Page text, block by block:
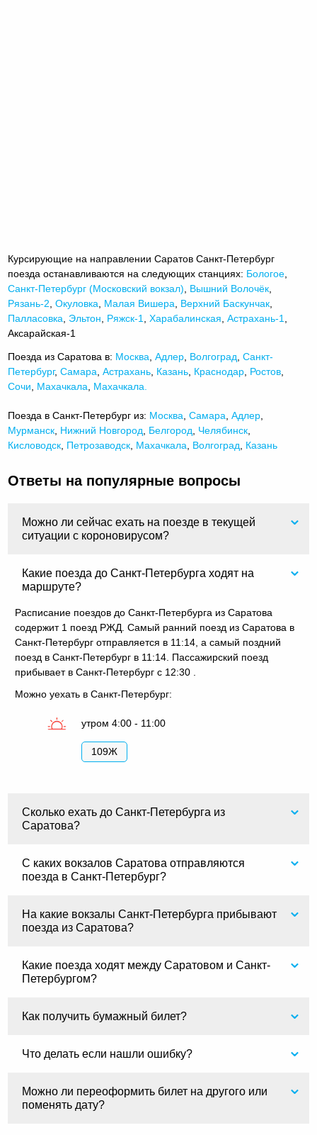
Курсирующие на направлении Саратов Санкт-Петербург
поезда останавливаются на следующих станциях: Бологое
Санкт-Петербург (Московский вокзал)
Вышний Волочёк
Рязань-2 ,Окуловка Малая Вишера Верхний Баскунчак
Палласовка
Эльтон Ряжск-1 ,Харабалинская ,Астрахань-1
Аксарайская-1
Поезда из Саратова в: Москва ,Адлер Волгоград ,Санкт-
Петербург,Самара ,Астрахань Казань Краснодар Ростов
Сочи
Махачкала Махачкала.
Поезда в Санкт-Петербург из: Москва ,Самара ,Адлер
Мурманск Нижний Новгород Белгород Челябинск
Кисловодск Петрозаводск Махачкала Волгоград Казань
Ответы на популярные вопросы
Можно ли сейчас ехать на поезде в текущей
ситуации с короновирусом?
Какие поезда до Санкт-Петербурга ходят на
маршруте?
Расписание поездов до Санкт-Петербурга из Саратова
содержит 1 поезд РЖД. Самый ранний поезд из Саратова в
Санкт-Петербург отправляется в 11:14, а самый поздний
поезд в Санкт-Петербург в 11:14. Пассажирский поезд
прибывает в Санкт-Петербург с 12:30 .
Можно уехать в Санкт-Петербург:
утром 4:00 - 11:00
109Ж
Сколько ехать до Санкт-Петербурга из
Саратова?
С каких вокзалов Саратова отправляются
поезда в Санкт-Петербург?
На какие вокзалы Санкт-Петербурга прибывают
поезда из Саратова?
Какие поезда ходят между Саратовом и Санкт-
Петербургом?
Как получить бумажный билет?
Что делать если нашли ошибку?
Можно ли переоформить билет на другого или
поменять дату?